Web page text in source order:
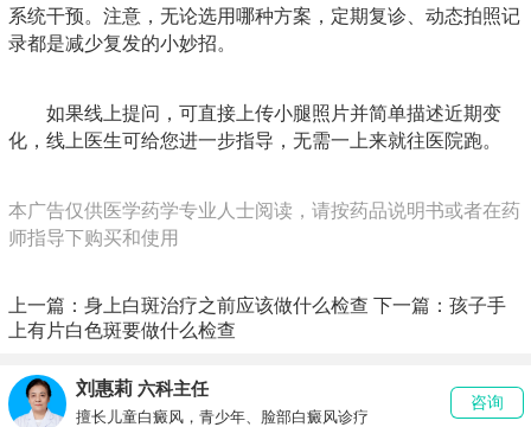
系统干预。注意，无论选用哪种方案，定期复诊、动态拍照记
录都是减少复发的小妙招。
如果线上提问，可直接上传小腿照片并简单描述近期变
化，线上医生可给您进一步指导，无需一上来就往医院跑。
本广告仅供医学药学专业人士阅读，请按药品说明书或者在药
师指导下购买和使用
上一篇： 身上白斑治疗之前应该做什么检查 下一篇： 孩子手
上有片白色斑要做什么检查
刘惠莉 六科主任
擅长儿童白癜风，青少年、脸部白癜风诊疗
咨询